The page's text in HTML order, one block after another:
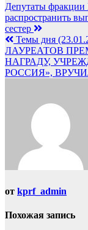
Навигация
по
записям
Депутаты
распространить
сестер
Темы дня
ЛАУРЕАТОВ
НАГРАДУ,
РОССИЯ»,
от kprf_admin
Похожая запись